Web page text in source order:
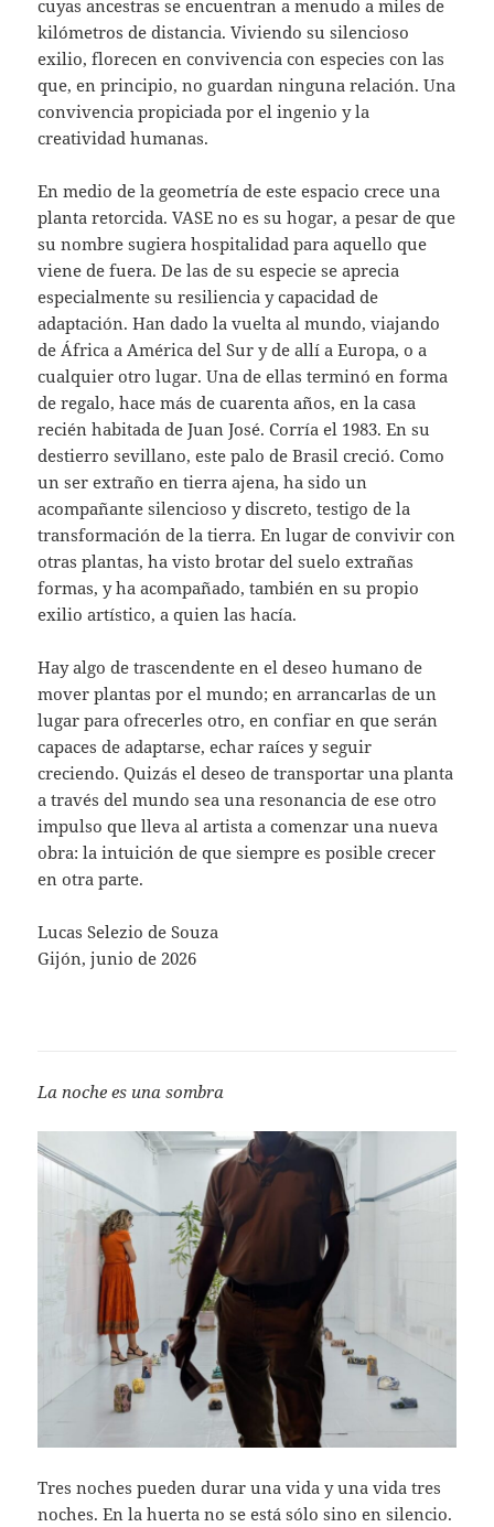
cuyas ancestras se encuentran a menudo a miles de
kilómetros de distancia. Viviendo su silencioso
exilio, florecen en convivencia con especies con las
que, en principio, no guardan ninguna relación. Una
convivencia propiciada por el ingenio y la
creatividad humanas.
En medio de la geometría de este espacio crece una
planta retorcida. VASE no es su hogar, a pesar de que
su nombre sugiera hospitalidad para aquello que
viene de fuera. De las de su especie se aprecia
especialmente su resiliencia y capacidad de
adaptación. Han dado la vuelta al mundo, viajando
de África a América del Sur y de allí a Europa, o a
cualquier otro lugar. Una de ellas terminó en forma
de regalo, hace más de cuarenta años, en la casa
recién habitada de Juan José. Corría el 1983. En su
destierro sevillano, este palo de Brasil creció. Como
un ser extraño en tierra ajena, ha sido un
acompañante silencioso y discreto, testigo de la
transformación de la tierra. En lugar de convivir con
otras plantas, ha visto brotar del suelo extrañas
formas, y ha acompañado, también en su propio
exilio artístico, a quien las hacía.
Hay algo de trascendente en el deseo humano de
mover plantas por el mundo; en arrancarlas de un
lugar para ofrecerles otro, en confiar en que serán
capaces de adaptarse, echar raíces y seguir
creciendo. Quizás el deseo de transportar una planta
a través del mundo sea una resonancia de ese otro
impulso que lleva al artista a comenzar una nueva
obra: la intuición de que siempre es posible crecer
en otra parte.
Lucas Selezio de Souza
Gijón, junio de 2026
La noche es una sombra
Tres noches pueden durar una vida y una vida tres
noches. En la huerta no se está sólo sino en silencio.